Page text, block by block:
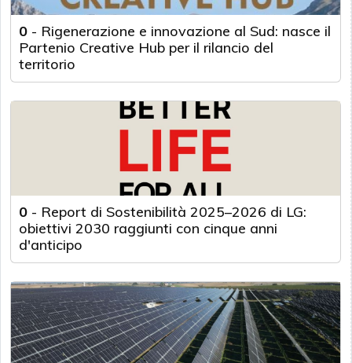
0 - Rigenerazione e innovazione al Sud: nasce il
Partenio Creative Hub per il rilancio del
territorio
0 - Report di Sostenibilità 2025–2026 di LG:
obiettivi 2030 raggiunti con cinque anni
d'anticipo